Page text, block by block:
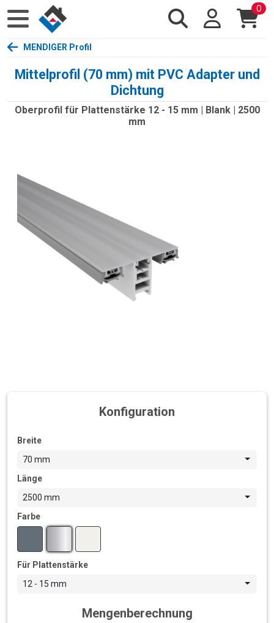
0
MENDIGER Profil
Mittelprofil (70 mm) mit PVC Adapter und
Dichtung
Oberprofil für Plattenstärke 12 - 15 mm | Blank | 2500
mm
Konfiguration
Breite
70 mm
Länge
2500 mm
Farbe
Für Plattenstärke
12 - 15 mm
Mengenberechnung